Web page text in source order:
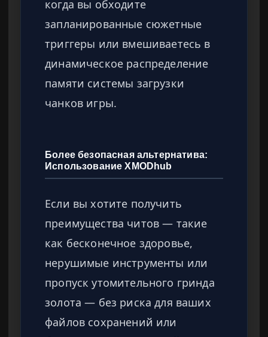
когда вы обходите
запланированные сюжетные
триггеры или вмешиваетесь в
динамическое распределение
памяти системы загрузки
чанков игры.
Более безопасная альтернатива:
Использование XMODhub
Если вы хотите получить
преимущества читов — такие
как бесконечное здоровье,
нерушимые инструменты или
пропуск утомительного гринда
золота — без риска для ваших
файлов сохранений или